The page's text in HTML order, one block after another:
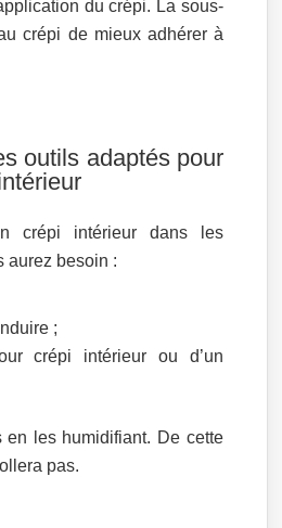
du crépi. La sous-
crépi de mieux adhérer à
outils adaptés pour
crépi intérieur dans les
aurez besoin :
;
crépi intérieur ou d’un
en les humidifiant. De cette
pas.